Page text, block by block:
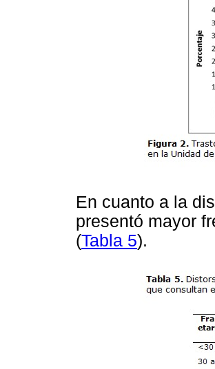
En cuanto a la
presentó mayor
(Tabla 5).